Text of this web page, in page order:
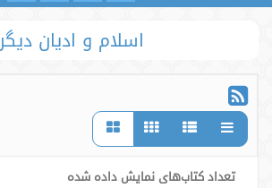
اسلام و ادیان دیگر
تعداد کتاب‌های نمایش داده شده